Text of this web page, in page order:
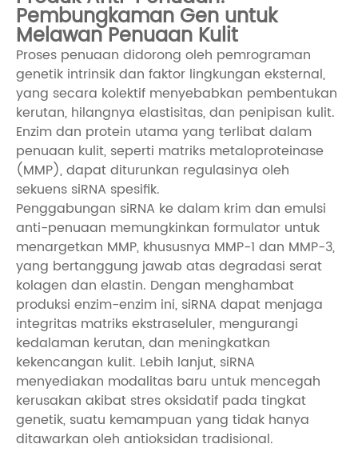
Pembungkaman Gen untuk
Melawan Penuaan Kulit
Proses penuaan didorong oleh pemrograman
genetik intrinsik dan faktor lingkungan eksternal,
yang secara kolektif menyebabkan pembentukan
kerutan, hilangnya elastisitas, dan penipisan kulit.
Enzim dan protein utama yang terlibat dalam
penuaan kulit, seperti matriks metaloproteinase
(MMP), dapat diturunkan regulasinya oleh
sekuens siRNA spesifik.
Penggabungan siRNA ke dalam krim dan emulsi
anti-penuaan memungkinkan formulator untuk
menargetkan MMP, khususnya MMP-1 dan MMP-3,
yang bertanggung jawab atas degradasi serat
kolagen dan elastin. Dengan menghambat
produksi enzim-enzim ini, siRNA dapat menjaga
integritas matriks ekstraseluler, mengurangi
kedalaman kerutan, dan meningkatkan
kekencangan kulit. Lebih lanjut, siRNA
menyediakan modalitas baru untuk mencegah
kerusakan akibat stres oksidatif pada tingkat
genetik, suatu kemampuan yang tidak hanya
ditawarkan oleh antioksidan tradisional.